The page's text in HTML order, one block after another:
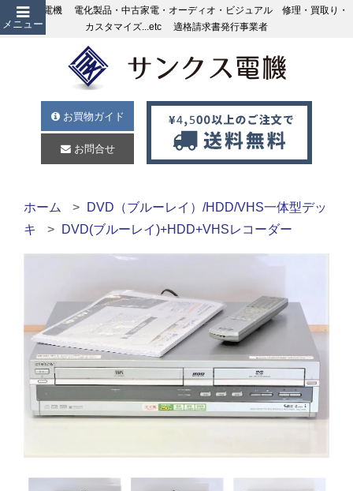
メニュー
サンクス電機 電化製品・中古家電・オーディオ・ビジュアル 修理・買取り・
カスタマイズ...etc 適格請求書発行事業者
お買物ガイド
お問合せ
ホーム
DVD（ブルーレイ）/HDD/VHS一体型デッ
キ
DVD(ブルーレイ)+HDD+VHSレコーダー